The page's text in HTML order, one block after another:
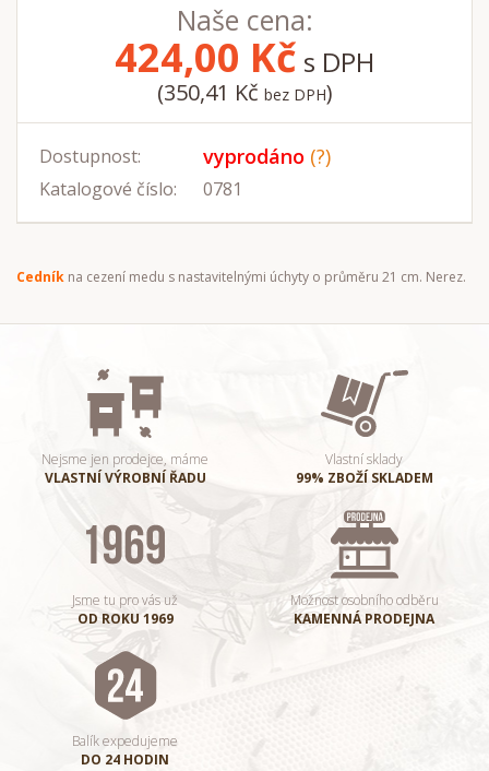
Naše cena:
424,00 Kč s DPH
(350,41 Kč bez DPH)
Dostupnost: vyprodáno (?)
Katalogové číslo: 0781
Cedník na cezení medu s nastavitelnými úchyty o průměru 21 cm. Nerez.
Nejsme jen prodejce, máme
VLASTNÍ VÝROBNÍ ŘADU
Vlastní sklady
99% ZBOŽÍ SKLADEM
Jsme tu pro vás už
OD ROKU 1969
Možnost osobního odběru
KAMENNÁ PRODEJNA
Balík expedujeme
DO 24 HODIN